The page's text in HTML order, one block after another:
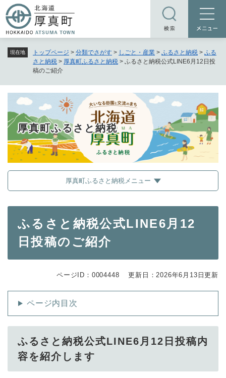
ー
ジ
現在地 トップページ > 分類でさがす > しごと・産業 > ふるさと納税 > ふる
さと納税 > 厚真町ふるさと納税 > ふるさと納税公式LINE6月12日投
稿のご紹介
厚真町ふるさと納税
厚真町ふるさと納税メニュー
ふるさと納税公式LINE6月12
日投稿のご紹介
ページID：0004448 更新日：2026年6月13日更新
ページ内目次
ふるさと納税公式LINE6月12日投稿内
容を紹介します